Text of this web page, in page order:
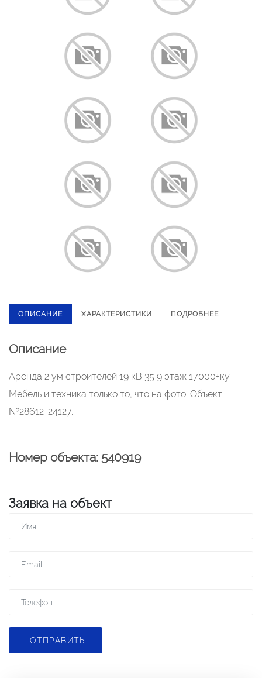
ОПИСАНИЕ ХАРАКТЕРИСТИКИ ПОДРОБНЕЕ
Описание
Аренда 2 ум строителей 19 кВ 35 9 этаж 17000+ку
Мебель и техника только то, что на фото. Объект
№28612-24127.
Номер объекта: 540919
Заявка на объект
ОТПРАВИТЬ